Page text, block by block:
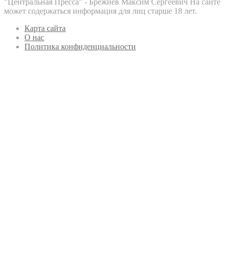
"Центральная Пресса" - Брежнев Максим Сергеевич На сайте
может содержаться информация для лиц старше 18 лет.
Карта сайта
О нас
Политика конфиденциальности